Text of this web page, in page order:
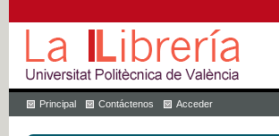
Principal Contáctenos Acceder